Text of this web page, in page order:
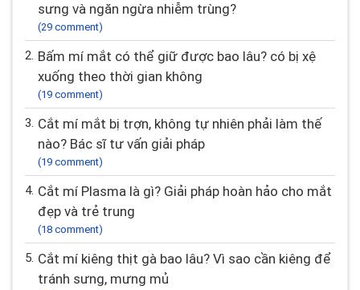
sưng và ngăn ngừa nhiễm trùng?
(29 comment)
2. Bấm mí mắt có thể giữ được bao lâu? có bị xệ
xuống theo thời gian không
(19 comment)
3. Cắt mí mắt bị trợn, không tự nhiên phải làm thế
nào? Bác sĩ tư vấn giải pháp
(19 comment)
4. Cắt mí Plasma là gì? Giải pháp hoàn hảo cho mắt
đẹp và trẻ trung
(18 comment)
5. Cắt mí kiêng thịt gà bao lâu? Vì sao cần kiêng để
tránh sưng, mưng mủ